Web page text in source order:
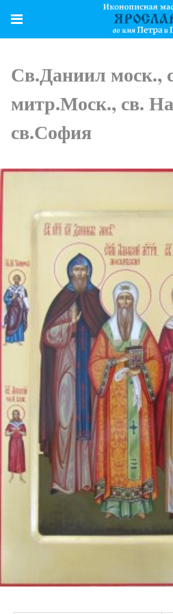
Св.Даниил моск.,
митр.Моск., св.
св.София